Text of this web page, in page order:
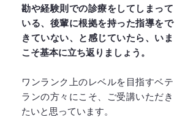
勘や経験則での診療をしてしまって
いる、後輩に根拠を持った指導をで
きていない、と感じていたら、いま
こそ基本に立ち返りましょう。
ワンランク上のレベルを目指すベテ
ランの方々にこそ、ご受講いただき
たいと思っています。